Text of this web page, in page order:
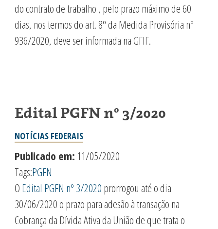
do contrato de trabalho , pelo prazo máximo de 60
dias, nos termos do art. 8º da Medida Provisória nº
936/2020, deve ser informada na GFIF.
Edital PGFN nº 3/2020
NOTÍCIAS FEDERAIS
Publicado em: 11/05/2020
Tags:PGFN
O Edital PGFN nº 3/2020 prorrogou até o dia
30/06/2020 o prazo para adesão à transação na
Cobrança da Dívida Ativa da União de que trata o